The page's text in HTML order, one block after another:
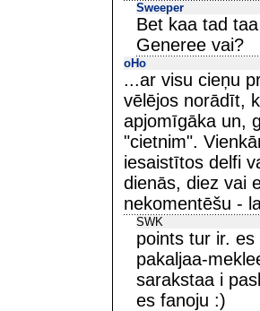
Sweeper
Bet kaa tad
Generee vai?
oHo
...ar visu cieņu
vēlējos norādīt,
apjomīgāka un,
"cietnim".
iesaistītos delfi
dienās, diez vai
nekomentēšu -
SWK
points tur ir.
pakaljaa-
sarakstaa i
es fanoju :)